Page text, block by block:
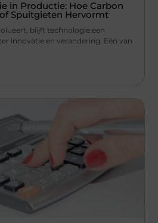
in Productie: Hoe Carbon
Spuitgieten Hervormt
blijft technologie een
innovatie en verandering. Eén van